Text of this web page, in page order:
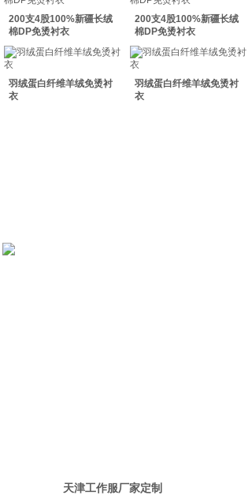
200支4股100%新疆长绒
棉DP免烫衬衣
200支4股100%新疆长绒
棉DP免烫衬衣
羽绒蛋白纤维羊绒免烫衬
衣
羽绒蛋白纤维羊绒免烫衬
衣
天津工作服厂家定制